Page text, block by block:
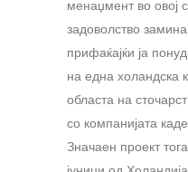
менаџмент во овој
задоволство
прифаќајќи ја
на една холандска
областа на
со компанијата
Значаен проект